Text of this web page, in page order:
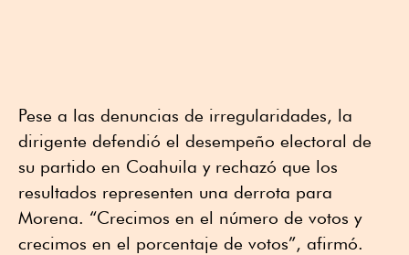
Pese a las denuncias de irregularidades, la
dirigente defendió el desempeño electoral de
su partido en Coahuila y rechazó que los
resultados representen una derrota para
Morena. “Crecimos en el número de votos y
crecimos en el porcentaje de votos”, afirmó.